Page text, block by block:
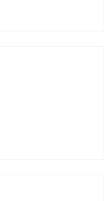
так и